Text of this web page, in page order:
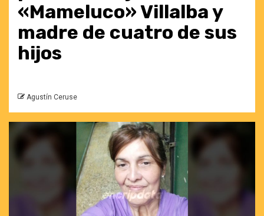
«Mameluco» Villalba y
madre de cuatro de sus
hijos
Agustín Ceruse